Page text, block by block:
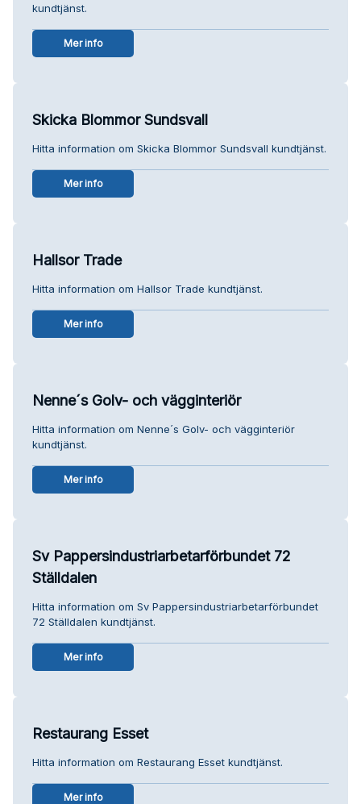
kundtjänst.
Mer info
Skicka Blommor Sundsvall
Hitta information om Skicka Blommor Sundsvall kundtjänst.
Mer info
Hallsor Trade
Hitta information om Hallsor Trade kundtjänst.
Mer info
Nenne´s Golv- och vägginteriör
Hitta information om Nenne´s Golv- och vägginteriör
kundtjänst.
Mer info
Sv Pappersindustriarbetarförbundet 72
Ställdalen
Hitta information om Sv Pappersindustriarbetarförbundet
72 Ställdalen kundtjänst.
Mer info
Restaurang Esset
Hitta information om Restaurang Esset kundtjänst.
Mer info